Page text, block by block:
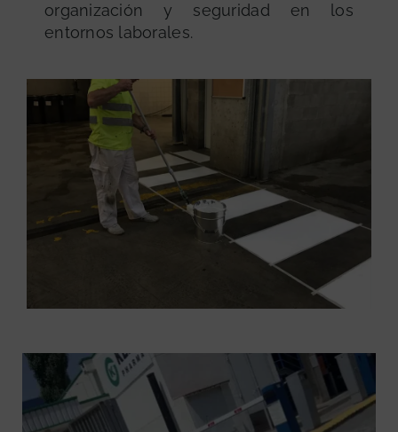
organización y seguridad en los
entornos laborales.